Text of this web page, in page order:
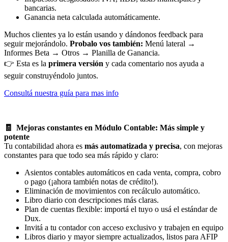
bancarias.
Ganancia neta calculada automáticamente.
Muchos clientes ya lo están usando y dándonos feedback para
seguir mejorándolo. Probalo vos también: Menú lateral →
Informes Beta → Otros → Planilla de Ganancia.
👉 Esta es la primera versión y cada comentario nos ayuda a
seguir construyéndolo juntos.
Consultá nuestra guía para mas info
🧾 Mejoras constantes en Módulo Contable: Más simple y
potente
Tu contabilidad ahora es más automatizada y precisa, con mejoras
constantes para que todo sea más rápido y claro:
Asientos contables automáticos en cada venta, compra, cobro
o pago (¡ahora también notas de crédito!).
Eliminación de movimientos con recálculo automático.
Libro diario con descripciones más claras.
Plan de cuentas flexible: importá el tuyo o usá el estándar de
Dux.
Invitá a tu contador con acceso exclusivo y trabajen en equipo
Libros diario y mayor siempre actualizados, listos para AFIP